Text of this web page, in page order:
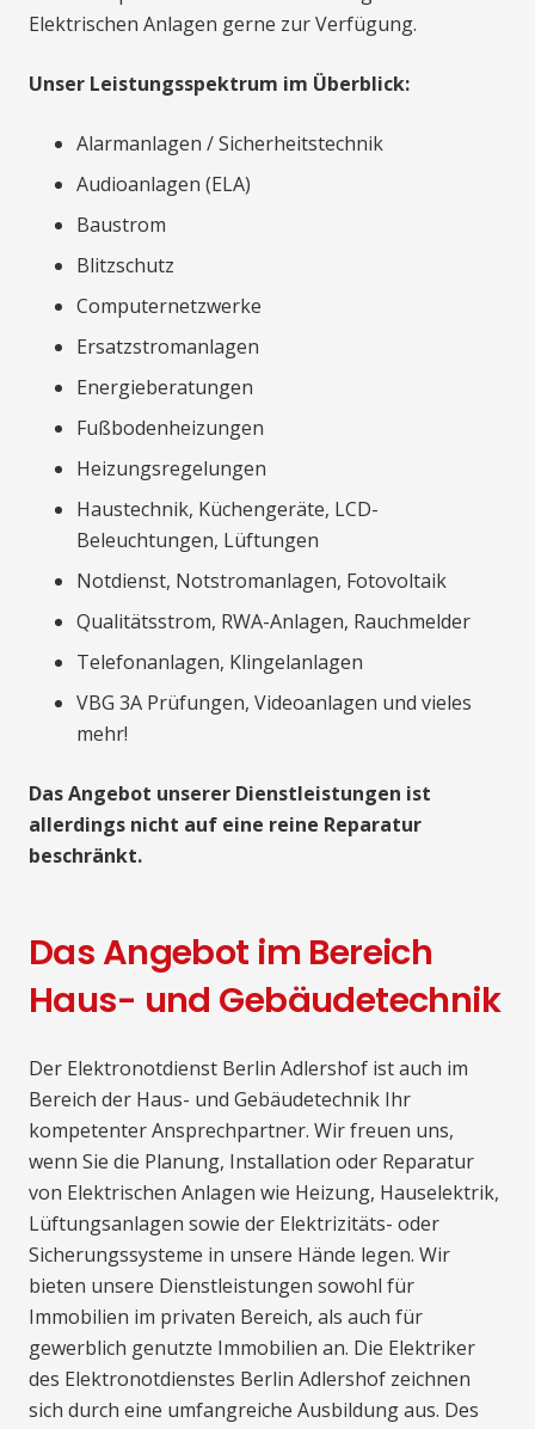
Elektrischen Anlagen gerne zur Verfügung.
Unser Leistungsspektrum im Überblick:
Alarmanlagen / Sicherheitstechnik
Audioanlagen (ELA)
Baustrom
Blitzschutz
Computernetzwerke
Ersatzstromanlagen
Energieberatungen
Fußbodenheizungen
Heizungsregelungen
Haustechnik, Küchengeräte, LCD-
Beleuchtungen, Lüftungen
Notdienst, Notstromanlagen, Fotovoltaik
Qualitätsstrom, RWA-Anlagen, Rauchmelder
Telefonanlagen, Klingelanlagen
VBG 3A Prüfungen, Videoanlagen und vieles
mehr!
Das Angebot unserer Dienstleistungen ist
allerdings nicht auf eine reine Reparatur
beschränkt.
Das Angebot im Bereich
Haus- und Gebäudetechnik
Der Elektronotdienst Berlin Adlershof ist auch im
Bereich der Haus- und Gebäudetechnik Ihr
kompetenter Ansprechpartner. Wir freuen uns,
wenn Sie die Planung, Installation oder Reparatur
von Elektrischen Anlagen wie Heizung, Hauselektrik,
Lüftungsanlagen sowie der Elektrizitäts- oder
Sicherungssysteme in unsere Hände legen. Wir
bieten unsere Dienstleistungen sowohl für
Immobilien im privaten Bereich, als auch für
gewerblich genutzte Immobilien an. Die Elektriker
des Elektronotdienstes Berlin Adlershof zeichnen
sich durch eine umfangreiche Ausbildung aus. Des